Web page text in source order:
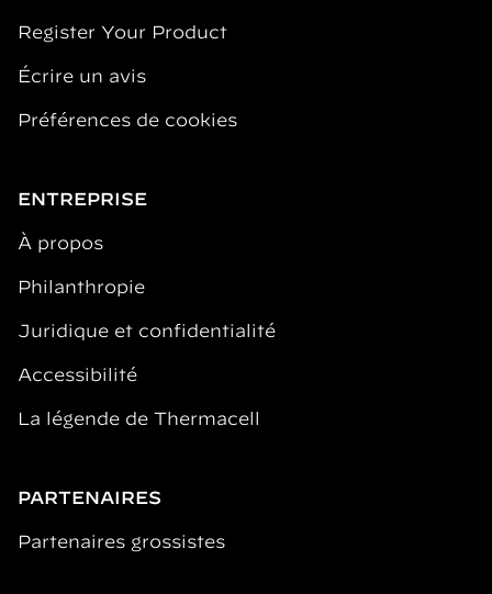
Register Your Product
Écrire un avis
Préférences de cookies
ENTREPRISE
À propos
Philanthropie
Juridique et confidentialité
Accessibilité
La légende de Thermacell
PARTENAIRES
Partenaires grossistes